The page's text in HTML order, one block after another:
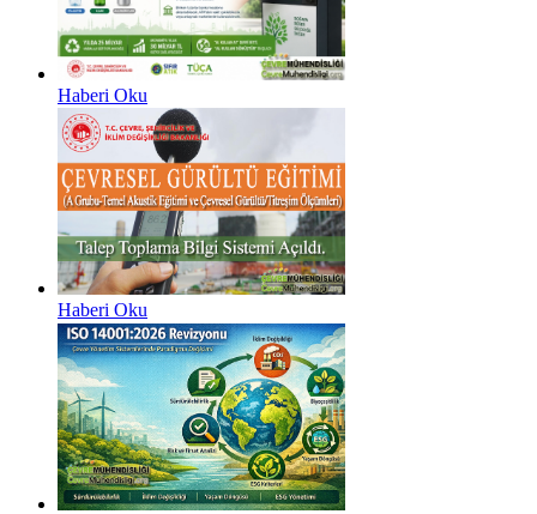
Haberi Oku
Haberi Oku